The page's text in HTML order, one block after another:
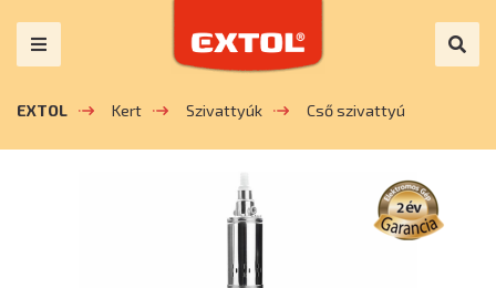
EXTOL Kert Szivattyúk Cső szivattyú